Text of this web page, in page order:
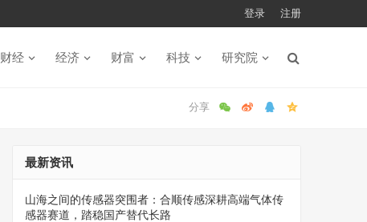
登录 注册
财经 经济 财富 科技 研究院
最新资讯
山海之间的传感器突围者：合顺传感深耕高端气体传
感器赛道，踏稳国产替代长路